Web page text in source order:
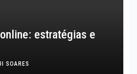
estratégias e
SOARES